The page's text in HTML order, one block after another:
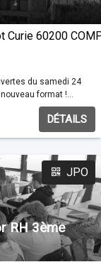
Curie 60200
du samedi 24
DÉTAILS
JPO
RH 3ème